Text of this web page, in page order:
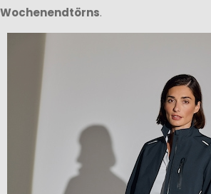
Wochenendtörns.